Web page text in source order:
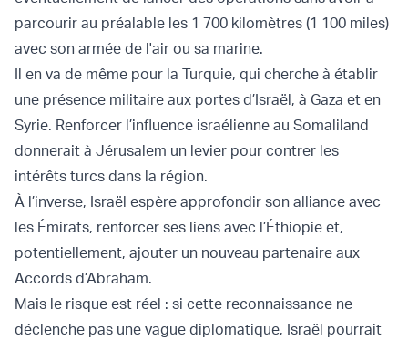
parcourir au préalable les 1 700 kilomètres (1 100 miles)
avec son armée de l'air ou sa marine.
Il en va de même pour la Turquie, qui cherche à établir
une présence militaire aux portes d’Israël, à Gaza et en
Syrie. Renforcer l’influence israélienne au Somaliland
donnerait à Jérusalem un levier pour contrer les
intérêts turcs dans la région.
À l’inverse, Israël espère approfondir son alliance avec
les Émirats, renforcer ses liens avec l’Éthiopie et,
potentiellement, ajouter un nouveau partenaire aux
Accords d’Abraham.
Mais le risque est réel : si cette reconnaissance ne
déclenche pas une vague diplomatique, Israël pourrait